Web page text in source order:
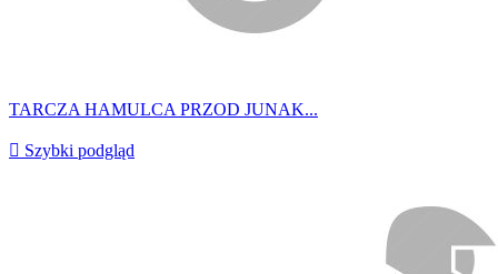
TARCZA HAMULCA PRZOD JUNAK...
 Szybki podgląd